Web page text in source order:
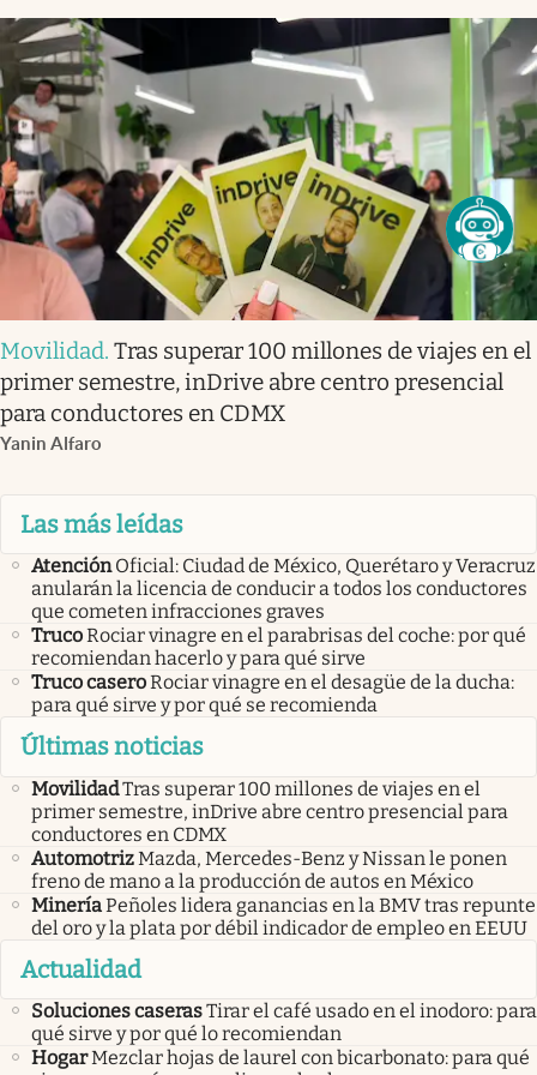
Movilidad. Tras superar 100 millones de viajes en el
primer semestre, inDrive abre centro presencial
para conductores en CDMX
Yanin Alfaro
Las más leídas
Atención Oficial: Ciudad de México, Querétaro y Veracruz
anularán la licencia de conducir a todos los conductores
que cometen infracciones graves
TrucoRociar vinagre en el parabrisas del coche: por qué
recomiendan hacerlo y para qué sirve
Truco caseroRociar vinagre en el desagüe de la ducha:
para qué sirve y por qué se recomienda
Últimas noticias
MovilidadTras superar 100 millones de viajes en el
primer semestre, inDrive abre centro presencial para
conductores en CDMX
AutomotrizMazda, Mercedes-Benz y Nissan le ponen
freno de mano a la producción de autos en México
MineríaPeñoles lidera ganancias en la BMV tras repunte
del oro y la plata por débil indicador de empleo en EEUU
Actualidad
Soluciones caserasTirar el café usado en el inodoro: para
qué sirve y por qué lo recomiendan
HogarMezclar hojas de laurel con bicarbonato: para qué